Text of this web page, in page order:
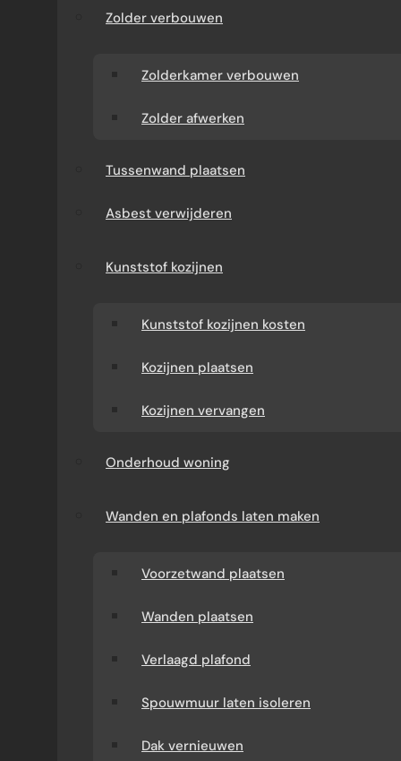
Zolder verbouwen
Zolderkamer verbouwen
Zolder afwerken
Tussenwand plaatsen
Asbest verwijderen
Kunststof kozijnen
Kunststof kozijnen kosten
Kozijnen plaatsen
Kozijnen vervangen
Onderhoud woning
Wanden en plafonds laten maken
Voorzetwand plaatsen
Wanden plaatsen
Verlaagd plafond
Spouwmuur laten isoleren
Dak vernieuwen
Door Jouke de Groot · 2026
Niet elke doorbraak of aanbouw vereist
Toch zien we in de praktijk dat extra stempels
bestaande woningen zelden “standaard” zijn
opgebouwd. Kleine verschillen in fundering,
gevolgen hebben voor de krachtswerking